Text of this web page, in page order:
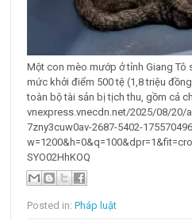
Một con mèo mướp ở tỉnh Giang Tô
mức khởi điểm 500 tệ (1,8 triệu
toàn bộ tài sản bị tịch thu, gồm cả
vnexpress.vnecdn.net/2025/08/20/
7zny3cuw0av-2687-5402-
SYO02HhKOQ
Posted in:Pháp luật